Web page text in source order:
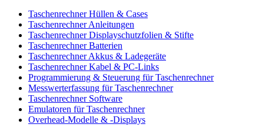
Taschenrechner Hüllen & Cases
Taschenrechner Anleitungen
Taschenrechner Displayschutzfolien & Stifte
Taschenrechner Batterien
Taschenrechner Akkus & Ladegeräte
Taschenrechner Kabel & PC-Links
Programmierung & Steuerung für Taschenrechner
Messwerterfassung für Taschenrechner
Taschenrechner Software
Emulatoren für Taschenrechner
Overhead-Modelle & -Displays